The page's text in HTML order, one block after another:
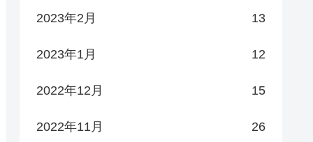
2023年2月 13
2023年1月 12
2022年12月 15
2022年11月 26